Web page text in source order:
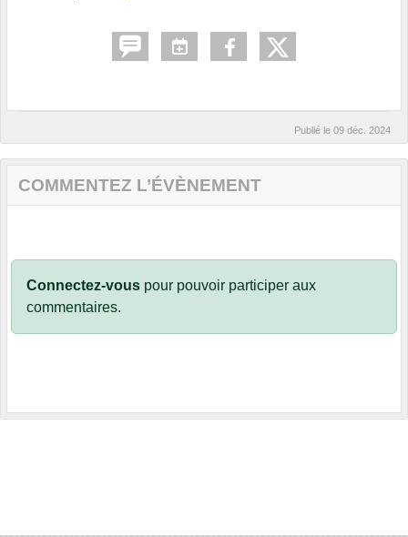
Publié le 09 déc. 2024
COMMENTEZ L’ÉVÈNEMENT
Connectez-vous pour pouvoir participer aux
commentaires.